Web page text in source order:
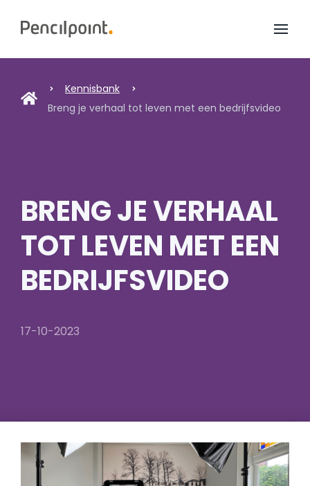
Home
Portfolio
Kennisbank
Breng je verhaal tot leven met een bedrijfsvideo
BRENG JE VERHAAL
TOT LEVEN MET EEN
BEDRIJFSVIDEO
17-10-2023